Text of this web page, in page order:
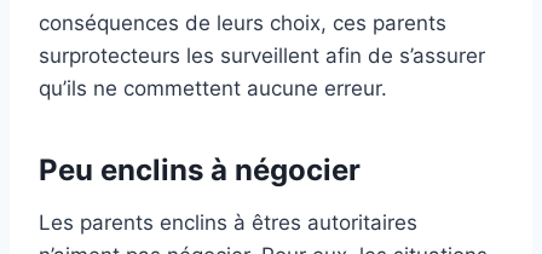
conséquences de leurs choix, ces parents
surprotecteurs les surveillent afin de s’assurer
qu’ils ne commettent aucune erreur.
Peu enclins à négocier
Les parents enclins à êtres autoritaires